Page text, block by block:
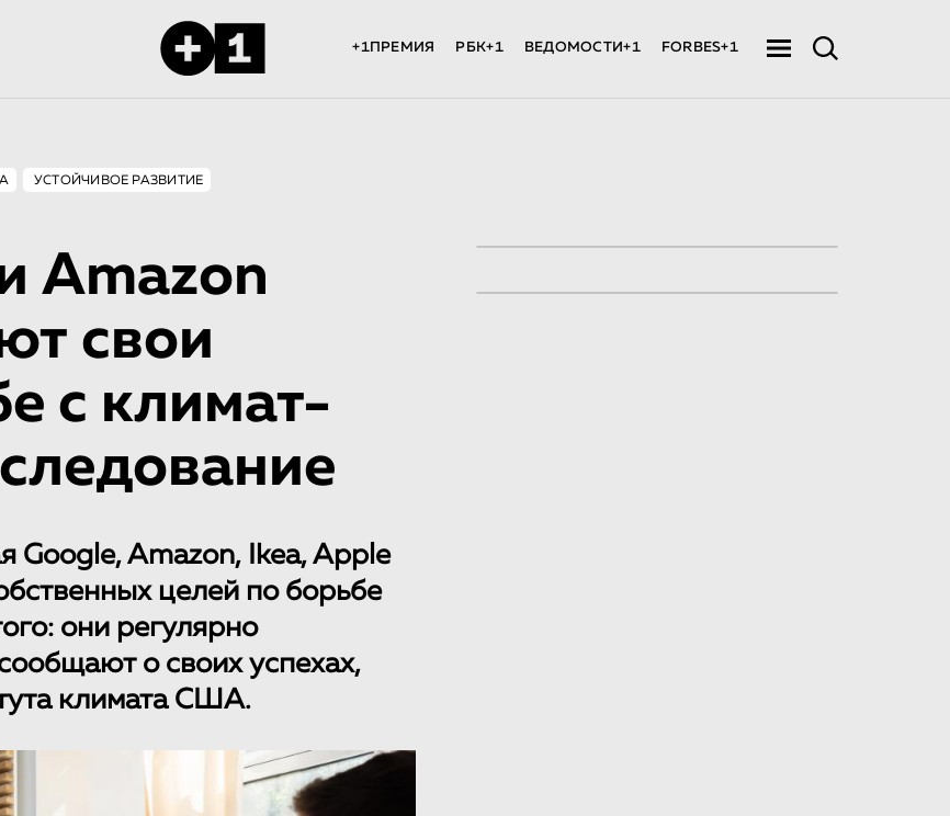
+1ПРЕМИЯ РБК+1 ВЕДОМОСТИ+1 FORBES+1
УСТОЙЧИВОЕ РАЗВИТИЕ
Amazon
свои
с климат-
Amazon, Ikea, Apple
целей по борьбе
они регулярно
о своих успехах,
климата США.